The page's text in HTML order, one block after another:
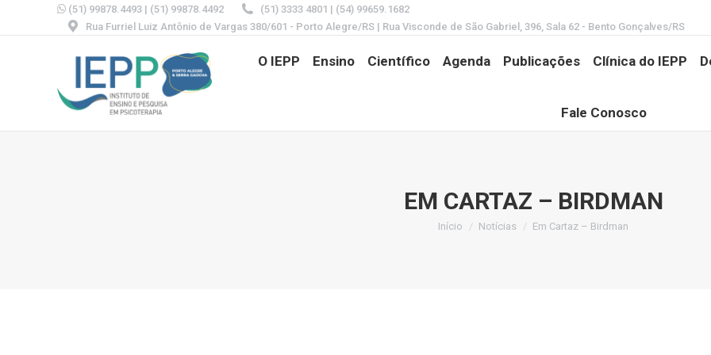
(51) 99878.4493 | (51) 99878.4492
(51) 3333 4801 | (54) 99659.1682
Rua Furriel Luiz Antônio de Vargas 380/601 - Porto Alegre/RS | Rua Visconde de São Gabriel, 396, Sala 62 - Bento Gonçalves/RS
O IEPP Ensino Científico Agenda Publicações Clínica do IEPP
Fale Conosco
EM CARTAZ – BIRDMAN
Você está aqui:
Início Notícias Em Cartaz – Birdman